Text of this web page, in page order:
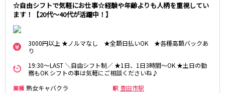
☆自由シフトで気軽にお仕事☆経験や年齢よりも人柄を重視してい
ます！【20代～40代が活躍中！】
3000円以上 ★ノルマなし ★全額日払いOK ★各種高額バックあ
り
19:30～LAST ＼自由シフト制／ ★1日、1日3時間～OK ★土日の勤
務もOK シフトの事は気軽にご相談くださいね♪
業種 熟女キャバクラ 駅 豊田市駅
名鉄常滑線
豊田市駅 刈谷駅